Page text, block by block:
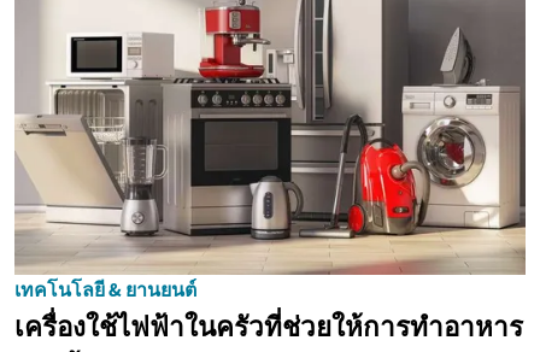
เทคโนโลยี & ยานยนต์
เครื่องใช้ไฟฟ้าในครัวที่ช่วยให้การทำอาหาร